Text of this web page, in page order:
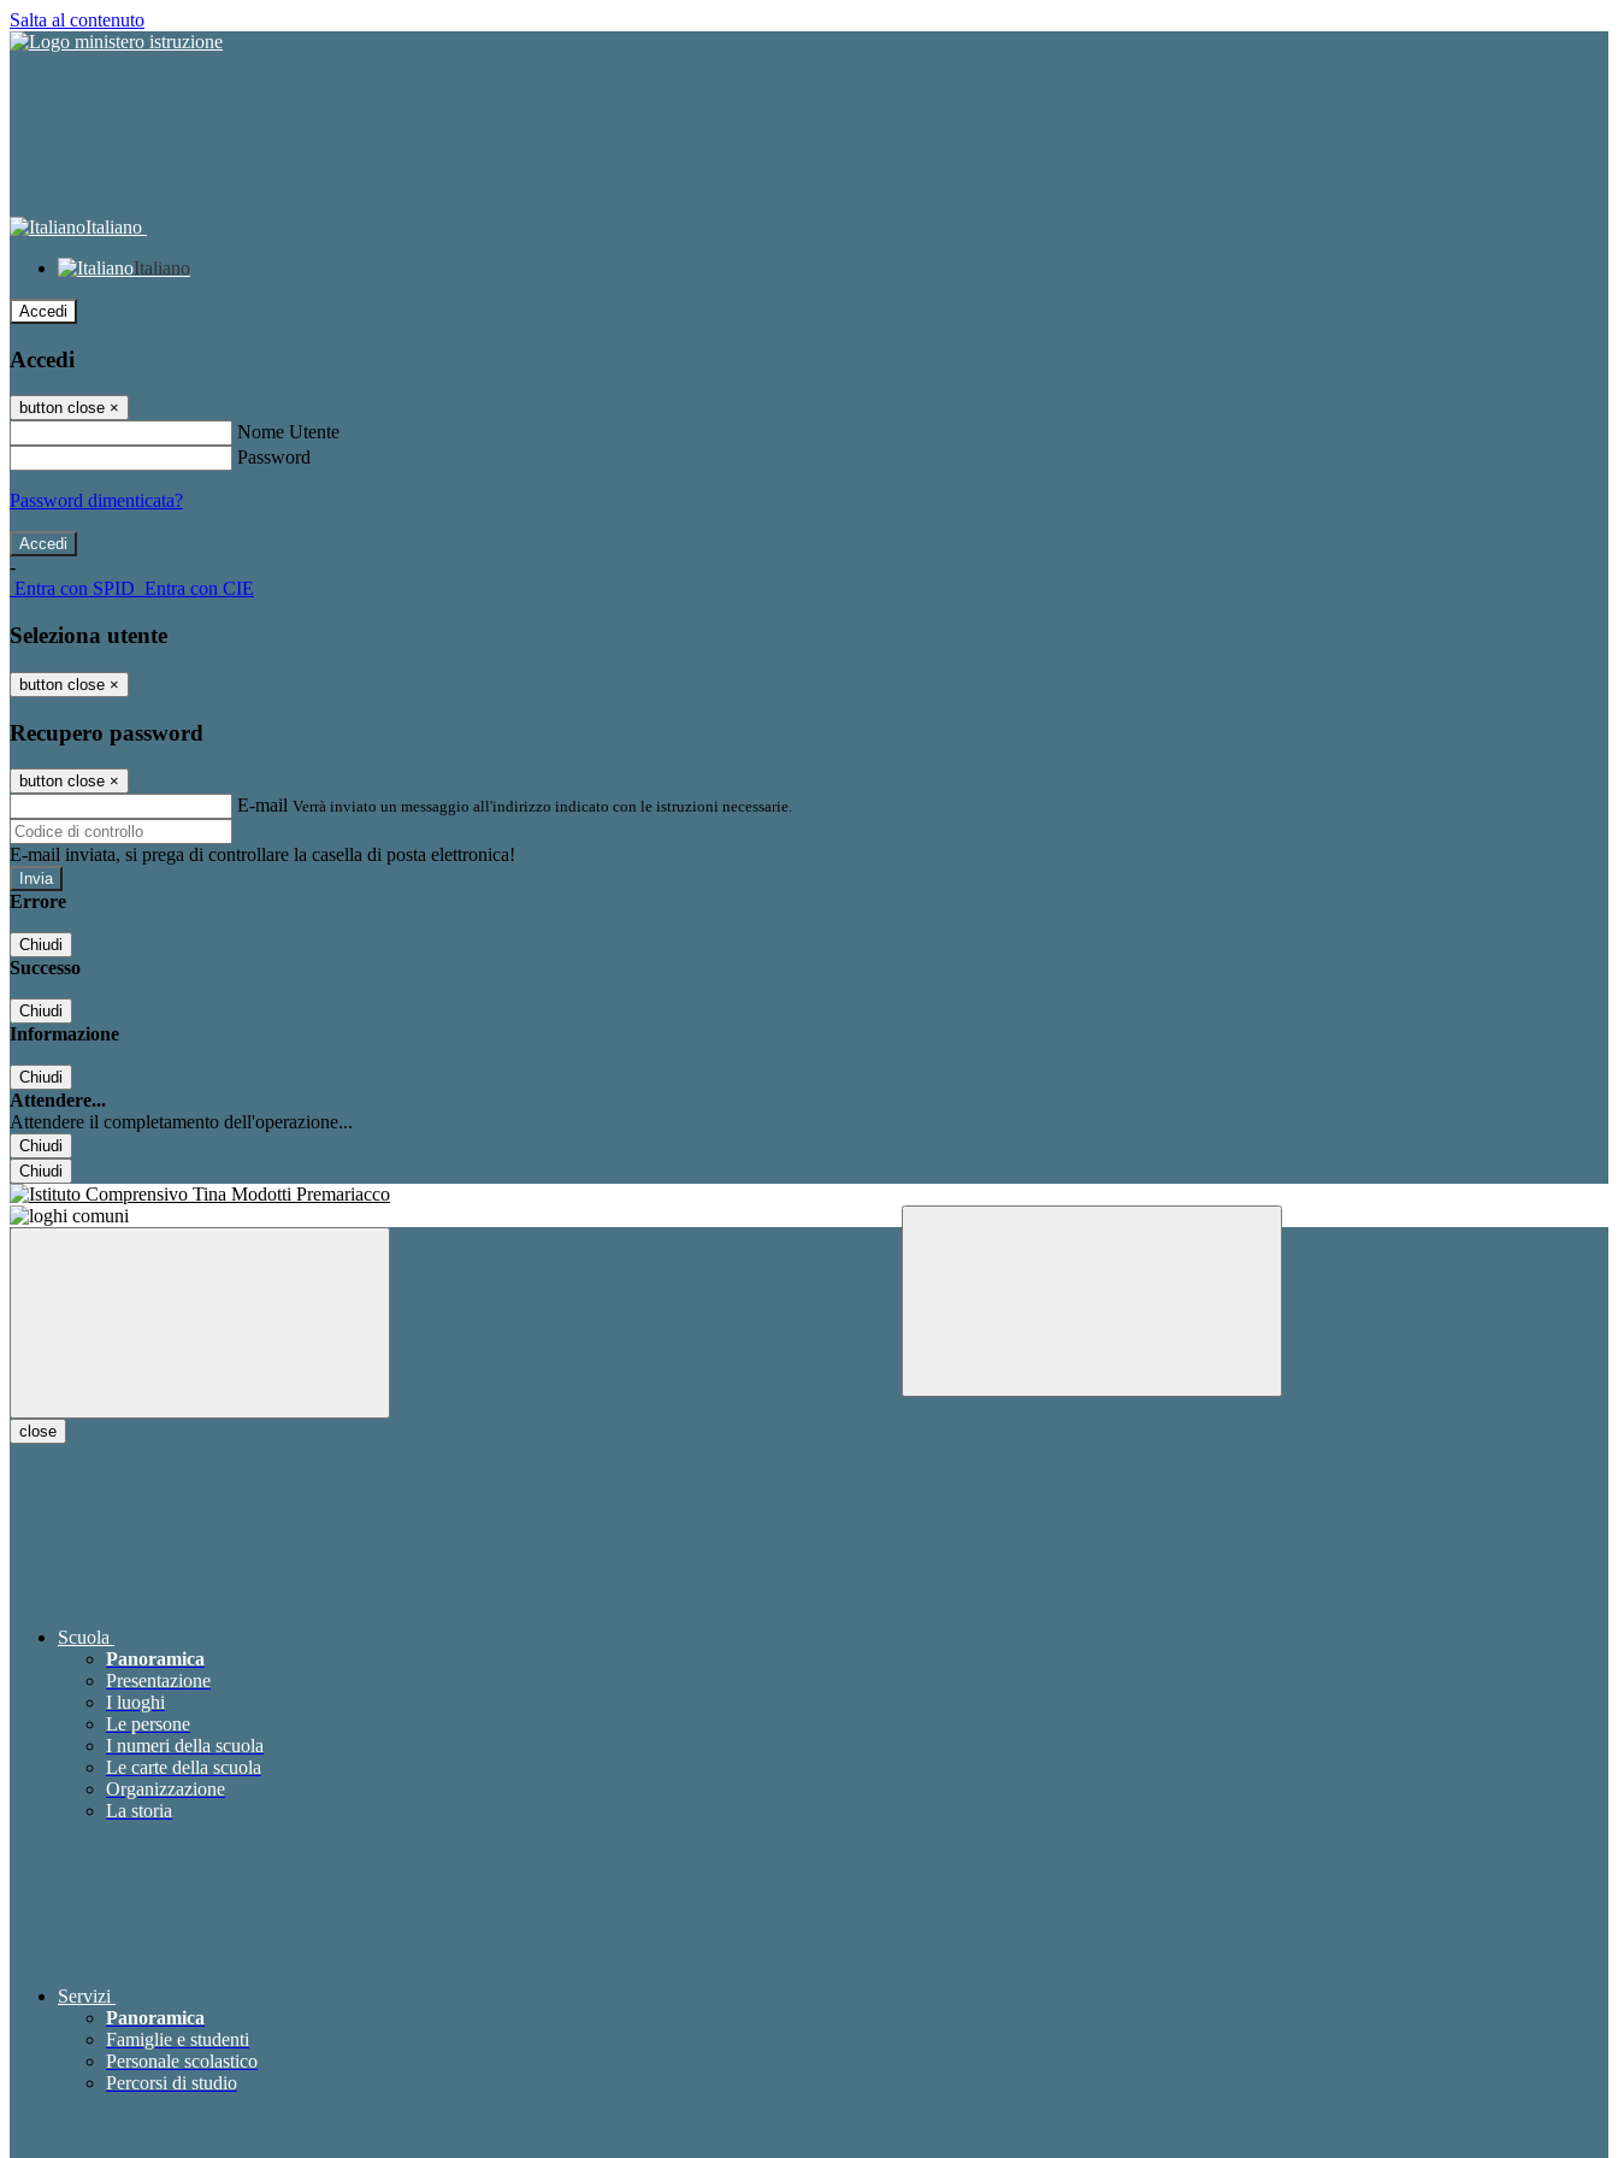
Salta al contenuto
Italiano
Italiano
Accedi
Accedi
button close ×
Nome Utente
Password
Password dimenticata?
-
Entra con SPID Entra con CIE
Seleziona utente
button close ×
Recupero password
button close ×
E-mail Verrà inviato un messaggio all'indirizzo indicato con le istruzioni necessarie.
E-mail inviata, si prega di controllare la casella di posta elettronica!
Errore
Chiudi
Successo
Chiudi
Informazione
Chiudi
Attendere...
Attendere il completamento dell'operazione...
Chiudi
Chiudi
close
Scuola
Panoramica
Presentazione
I luoghi
Le persone
I numeri della scuola
Le carte della scuola
Organizzazione
La storia
Servizi
Panoramica
Famiglie e studenti
Personale scolastico
Percorsi di studio